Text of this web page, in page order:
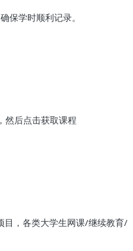
保学时顺利记录。
然后点击获取课程
目，各类大学生网课/继续教育/